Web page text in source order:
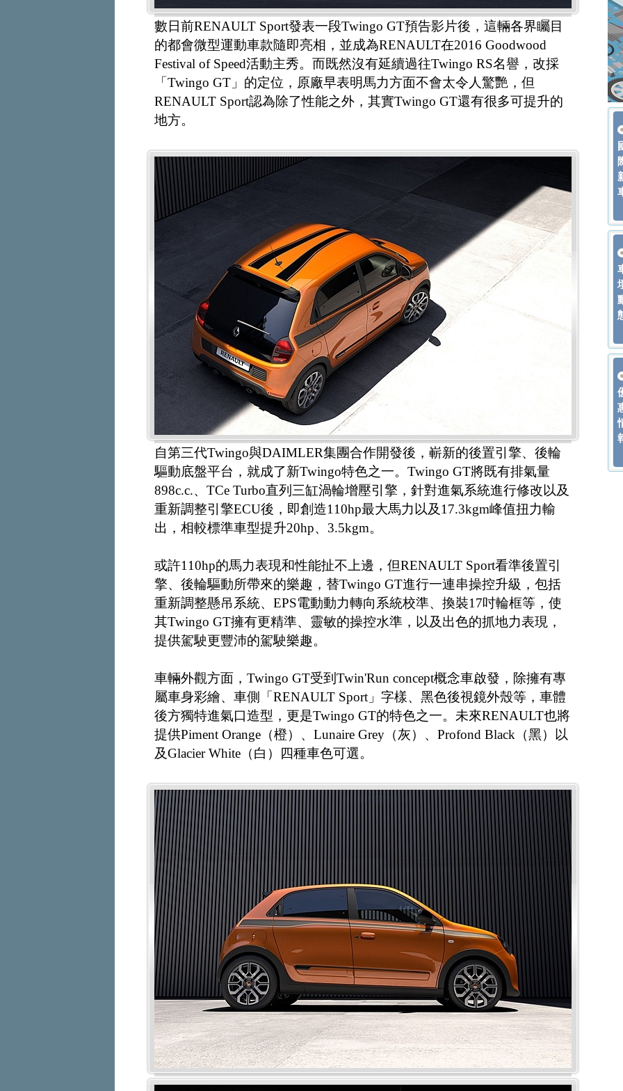
數日前RENAULT Sport發表一段Twingo GT預告影片後，這輛各界矚目
的都會微型運動車款隨即亮相，並成為RENAULT在2016 Goodwood
Festival of Speed活動主秀。而既然沒有延續過往Twingo RS名譽，改採
「Twingo GT」的定位，原廠早表明馬力方面不會太令人驚艷，但
RENAULT Sport認為除了性能之外，其實Twingo GT還有很多可提升的
地方。
自第三代Twingo與DAIMLER集團合作開發後，嶄新的後置引擎、後輪
驅動底盤平台，就成了新Twingo特色之一。Twingo GT將既有排氣量
898c.c.、TCe Turbo直列三缸渦輪增壓引擎，針對進氣系統進行修改以及
重新調整引擎ECU後，即創造110hp最大馬力以及17.3kgm峰值扭力輸
出，相較標準車型提升20hp、3.5kgm。
或許110hp的馬力表現和性能扯不上邊，但RENAULT Sport看準後置引
擎、後輪驅動所帶來的樂趣，替Twingo GT進行一連串操控升級，包括
重新調整懸吊系統、EPS電動動力轉向系統校準、換裝17吋輪框等，使
其Twingo GT擁有更精準、靈敏的操控水準，以及出色的抓地力表現，
提供駕駛更豐沛的駕駛樂趣。
車輛外觀方面，Twingo GT受到Twin'Run concept概念車啟發，除擁有專
屬車身彩繪、車側「RENAULT Sport」字樣、黑色後視鏡外殼等，車體
後方獨特進氣口造型，更是Twingo GT的特色之一。未來RENAULT也將
提供Piment Orange（橙）、Lunaire Grey（灰）、Profond Black（黑）以
及Glacier White（白）四種車色可選。